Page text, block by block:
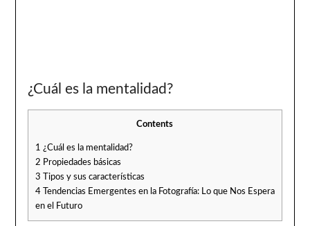
¿Cuál es la mentalidad?
Contents
1 ¿Cuál es la mentalidad?
2 Propiedades básicas
3 Tipos y sus características
4Tendencias Emergentes en la Fotografía: Lo que Nos Espera
en el Futuro